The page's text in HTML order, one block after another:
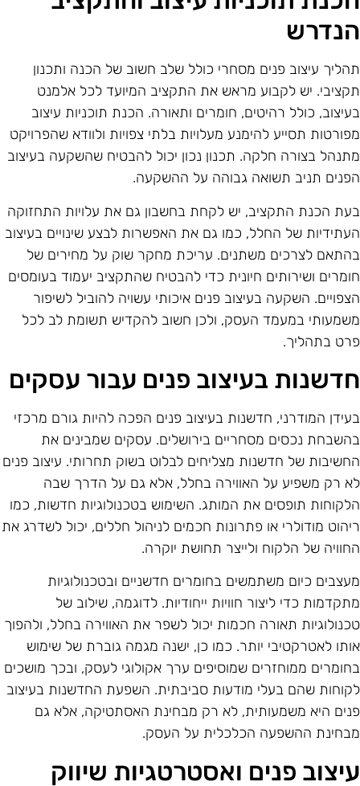
עיצוב פנים מסחרי כולל שלב חשוב של הכנה ותכנון
יש לקבוע מראש את התקציב המיועד לכל אלמנט
כולל רהיטים, חומרים ותאורה. הכנת תוכניות עיצוב
תסייע להימנע מעלויות בלתי צפויות ולוודא שהפרויקט
בצורה חלקה. תכנון נכון יכול להבטיח שהשקעה בעיצוב
תניב תשואה גבוהה על ההשקעה.
הכנת התקציב, יש לקחת בחשבון גם את עלויות התחזוקה
של החלל, כמו גם את האפשרות לבצע שינויים בעיצוב
לצרכים משתנים. עריכת מחקר שוק על מחירים של
ושירותים חיונית כדי להבטיח שהתקציב יעמוד בעומסים
השקעה בעיצוב פנים איכותי עשויה להוביל לשיפור
במעמד העסק, ולכן חשוב להקדיש תשומת לב לכל
בתהליך.
בעיצוב פנים עבור עסקים
המודרני, חדשנות בעיצוב פנים הפכה להיות גורם מרכזי
נכסים מסחריים בירושלים. עסקים שמבינים את
של חדשנות מצליחים לבלוט בשוק תחרותי. עיצוב פנים
רק משפיע על האווירה בחלל, אלא גם על הדרך שבה
תופסים את המותג. השימוש בטכנולוגיות חדשות, כמו
מודולרי או פתרונות חכמים לניהול חללים, יכול לשדרג את
של הלקוח ולייצר תחושת יוקרה.
כיום משתמשים בחומרים חדשניים ובטכנולוגיות
כדי ליצור חוויות ייחודיות. לדוגמה, שילוב של
תאורה חכמות יכול לשפר את האווירה בחלל, ולהפוך
לאטרקטיבי יותר. כמו כן, ישנה מגמה גוברת של שימוש
ממוחזרים שמוסיפים ערך אקולוגי לעסק, ובכך מושכים
שהם בעלי מודעות סביבתית. השפעת החדשנות בעיצוב
היא משמעותית, לא רק מבחינת האסתטיקה, אלא גם
ההשפעה הכלכלית על העסק.
פנים ואסטרטגיות שיווק